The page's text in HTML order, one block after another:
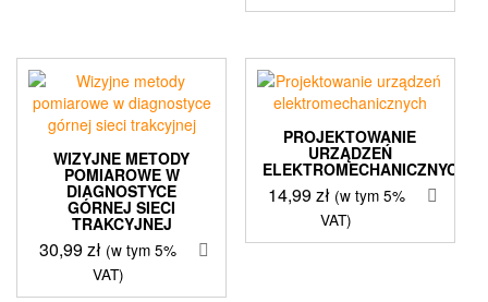
WIZYJNE METODY
POMIAROWE W
DIAGNOSTYCE
GÓRNEJ SIECI
TRAKCYJNEJ
30,99zł (w tym 5%
VAT)
PROJEKTOWANIE
URZĄDZEŃ
ELEKTROMECHANICZNYCH
14,99zł (w tym 5%
VAT)